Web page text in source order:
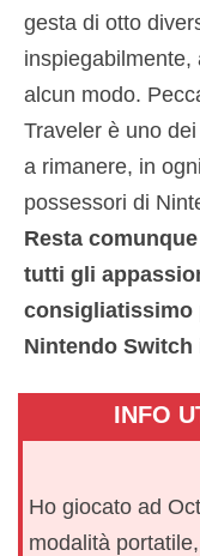
gesta di otto
inspiegabilmente,
alcun modo.
Traveler è uno
a rimanere, in
possessori di
Resta
tutti gli
consigliatissimo
Nintendo Switch
INFO
Ho giocato ad
modalità